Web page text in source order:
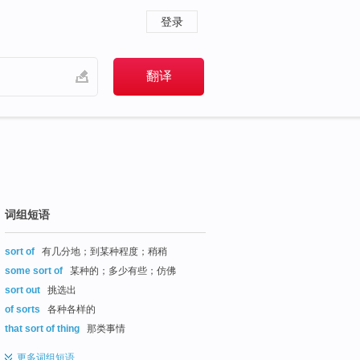
登录
词组短语
sort of
有几分地；到某种程度；稍稍
some sort of
某种的；多少有些；仿佛
sort out
挑选出
of sorts
各种各样的
that sort of thing
那类事情
更多词组短语